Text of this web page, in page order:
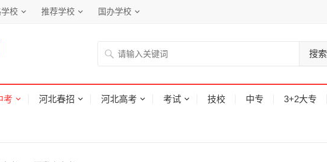
校 推荐学校 国办学校
搜索
考 河北春招 河北高考 考试 技校 中专 3+2大专